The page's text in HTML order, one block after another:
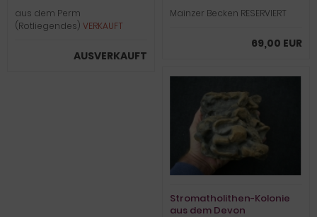
aus dem Perm
(Rotliegendes) VERKAUFT
AUSVERKAUFT
Mainzer Becken RESERVIERT
69,00 EUR
Stromatholithen-Kolonie
aus dem Devon